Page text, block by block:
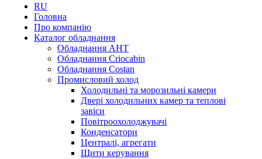
RU
Головна
Про компанію
Каталог обладнання
Обладнання AHT
Обладнання Criocabin
Обладнання Costan
Промисловий холод
Холодильні та морозильні камери
Двері холодильних камер та теплові
завіси
Повітроохолоджувачі
Конденсатори
Централі, агрегати
Щити керування